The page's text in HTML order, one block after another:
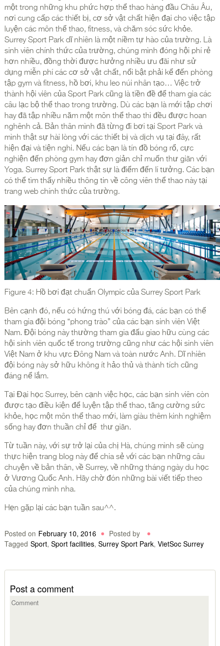
một trong những khu phức hợp thể thao hàng đầu Châu Âu,
nơi cung cấp các thiết bị, cơ sở vật chất hiện đại cho việc tập
luyện các môn thể thao, fitness, và chăm sóc sức khỏe.
Surrey Sport Park dĩ nhiên là một niềm tự hào của trường. Là
sinh viên chính thức của trường, chúng mình đóng hội phí rẻ
hơn nhiều, đồng thời được hưởng nhiều ưu đãi như sử
dụng miễn phí các cơ sở vật chất, nổi bật phải kể đến phòng
tập gym và fitness, hồ bơi, khu leo núi nhân tạo… Việc trở
thành hội viên của Sport Park cũng là tiền đề để tham gia các
câu lạc bộ thể thao trong trường. Dù các bạn là mới tập chơi
hay đã tập nhiều năm một môn thể thao thì đều được hoan
nghênh cả. Bản thân mình đã từng đi bơi tại Sport Park và
mình thật sự hài lòng với các thiết bị và dịch vụ tại đây, rất
hiện đại và tiện nghi. Nếu các bạn là tín đồ bóng rổ, cực
nghiện đến phòng gym hay đơn giản chỉ muốn thư giãn với
Yoga. Surrey Sport Park thật sự là điểm đến lí tưởng. Các bạn
có thể tìm thấy nhiều thông tin về công viên thể thao này tại
trang web chính thức của trường.
Figure 4: Hồ bơi đạt chuẩn Olympic của Surrey Sport Park
Bên cạnh đó, nếu có hứng thú với bóng đá, các bạn có thể
tham gia đội bóng “phong trào” của các bạn sinh viên Việt
Nam. Đội bóng này thường tham gia đấu giao hữu cùng các
hội sinh viên quốc tế trong trường cũng như các hội sinh viên
Việt Nam ở khu vực Đông Nam và toàn nước Anh. Dĩ nhiên
đội bóng này sở hữu không ít hảo thủ và thành tích cũng
đáng nể lắm.
Tại Đại học Surrey, bên cạnh việc học, các bạn sinh viên còn
được tạo điều kiện để luyện tập thể thao, tăng cường sức
khỏe, học một môn thể thao mới, làm giàu thêm kinh nghiệm
sống hay đơn thuần chỉ để thư giãn.
Từ tuần này, với sự trở lại của chị Hà, chúng mình sẽ cùng
thực hiện trang blog này để chia sẻ với các bạn những câu
chuyện về bản thân, về Surrey, về những tháng ngày du học
ở Vương Quốc Anh. Hãy chờ đón những bài viết tiếp theo
của chúng mình nha.
Hẹn gặp lại các bạn tuần sau^^.
Posted on February 10, 2016
Posted by
Tagged Sport, Sport facilities, Surrey Sport Park, VietSoc Surrey
Post a comment